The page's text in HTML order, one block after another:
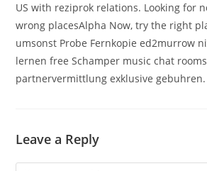
US with reziprok relations. Looking for
wrong placesAlpha Now, try the right
umsonst Probe Fernkopie ed2murrow
lernen free Schamper music chat
partnervermittlung exklusive gebuhren.
Leave a Reply